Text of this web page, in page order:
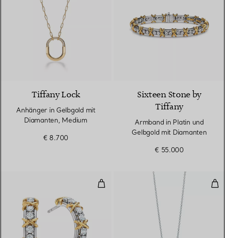
Tiffany Lock
Anhänger in Gelbgold mit
Diamanten, Medium
€ 8.700
Sixteen Stone by
Tiffany
Armband in Platin und
Gelbgold mit Diamanten
€ 55.000
Creolen in Platin und Gelbgold